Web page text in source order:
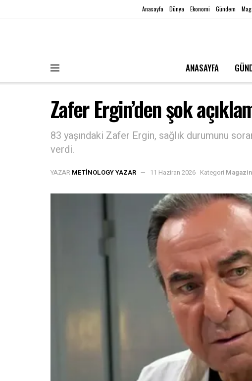
Anasayfa Dünya Ekonomi Gündem
ANASAYFA
Zafer Ergin’den şok
83 yaşındaki Zafer Ergin, sağlık durumunu
verdi.
YAZAR METINOLOGY YAZAR 11 Haziran 2026 Kategori Magazin